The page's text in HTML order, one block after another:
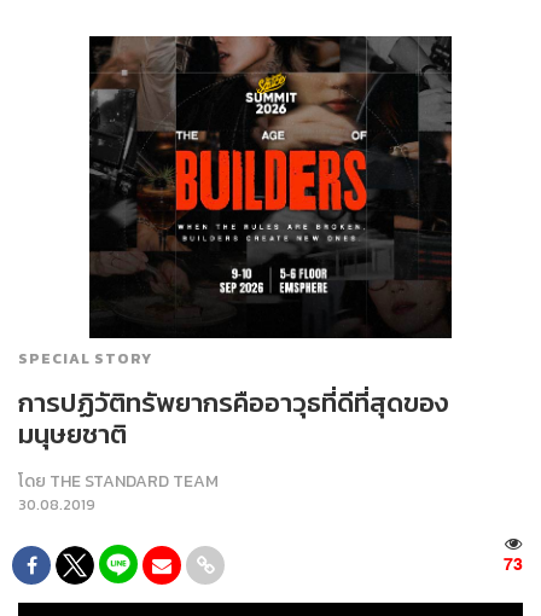
SPECIAL STORY
การปฏิวัติทรัพยากรคืออาวุธที่ดีที่สุดของ
มนุษยชาติ
โดย THE STANDARD TEAM
30.08.2019
73